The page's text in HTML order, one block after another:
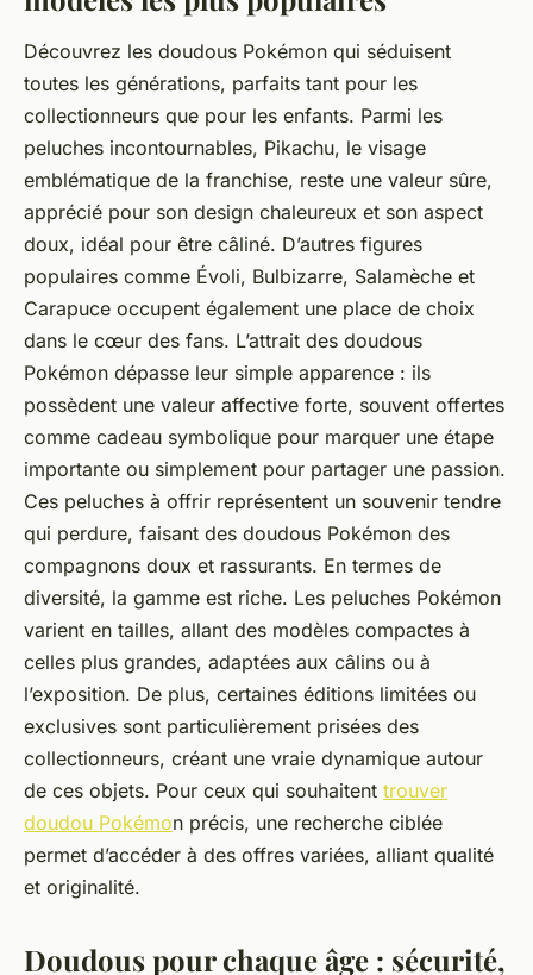
Découvrez les doudous Pokémon qui séduisent
toutes les générations, parfaits tant pour les
collectionneurs que pour les enfants. Parmi les
peluches incontournables, Pikachu, le visage
emblématique de la franchise, reste une valeur sûre,
apprécié pour son design chaleureux et son aspect
doux, idéal pour être câliné. D’autres figures
populaires comme Évoli, Bulbizarre, Salamèche et
Carapuce occupent également une place de choix
dans le cœur des fans. L’attrait des doudous
Pokémon dépasse leur simple apparence : ils
possèdent une valeur affective forte, souvent offertes
comme cadeau symbolique pour marquer une étape
importante ou simplement pour partager une passion.
Ces peluches à offrir représentent un souvenir tendre
qui perdure, faisant des doudous Pokémon des
compagnons doux et rassurants. En termes de
diversité, la gamme est riche. Les peluches Pokémon
varient en tailles, allant des modèles compactes à
celles plus grandes, adaptées aux câlins ou à
l’exposition. De plus, certaines éditions limitées ou
exclusives sont particulièrement prisées des
collectionneurs, créant une vraie dynamique autour
de ces objets. Pour ceux qui souhaitent trouver
doudou Pokémon précis, une recherche ciblée
permet d’accéder à des offres variées, alliant qualité
et originalité.
Doudous pour chaque âge : sécurité,